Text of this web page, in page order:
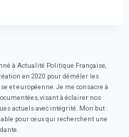
à Actualité Politique Française,
en 2020 pour démêler les
et européenne. Je me consacre à
visant à éclairer nos
actuels avec intégrité. Mon but :
pour ceux qui recherchent une